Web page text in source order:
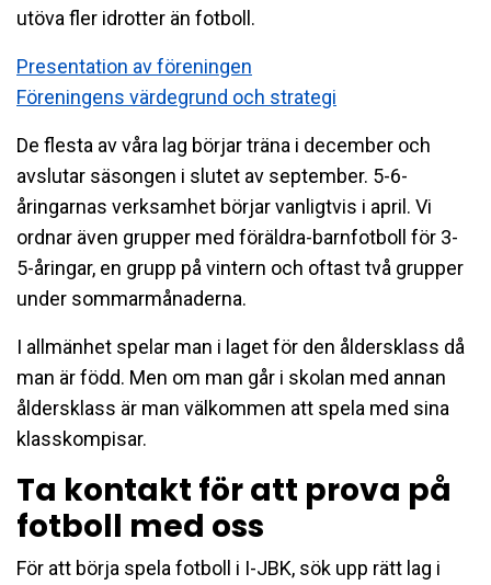
utöva fler idrotter än fotboll.
Presentation av föreningen
Föreningens värdegrund och strategi
De flesta av våra lag börjar träna i december och
avslutar säsongen i slutet av september. 5-6-
åringarnas verksamhet börjar vanligtvis i april. Vi
ordnar även grupper med föräldra-barnfotboll för 3-
5-åringar, en grupp på vintern och oftast två grupper
under sommarmånaderna.
I allmänhet spelar man i laget för den åldersklass då
man är född. Men om man går i skolan med annan
åldersklass är man välkommen att spela med sina
klasskompisar.
Ta kontakt för att prova på
fotboll med oss
För att börja spela fotboll i I-JBK, sök upp rätt lag i